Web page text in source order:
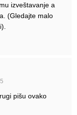
izveštavanje a
(Gledajte malo
pišu ovako